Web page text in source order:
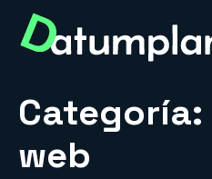
Categoría:
web